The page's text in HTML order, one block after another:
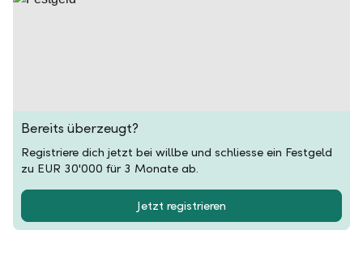
Bereits überzeugt?
Registriere dich jetzt bei willbe und schliesse ein Festgeld
zu EUR 30'000 für 3 Monate ab.
Jetzt registrieren